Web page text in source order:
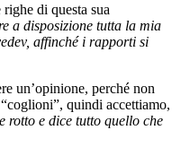
di questa sua
a disposizione tutta la mia
affinché i rapporti si
un’opinione, perché non
quindi accettiamo,
rotto e dice tutto quello che